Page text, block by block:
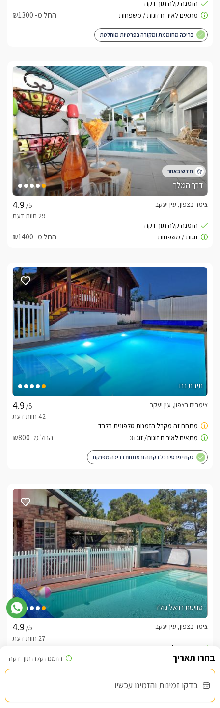
בדקו זמינות והזמינו עכשיו
החל מ- ₪1300
בריכה מחוממת ומקורה בפרטיות מוחלטת
דרך המלך
/5
צימר בצפון, עין יעקב
החל מ- ₪1400
תיבת נח
/5
צימרים בצפון, עין יעקב
החל מ- ₪800
גקוזי פרטי בכל בקתה ובמתחם בריכה מפנקת
סוויטת רויאל גולד
/5
צימר בצפון, עין יעקב
החל מ- ₪1200